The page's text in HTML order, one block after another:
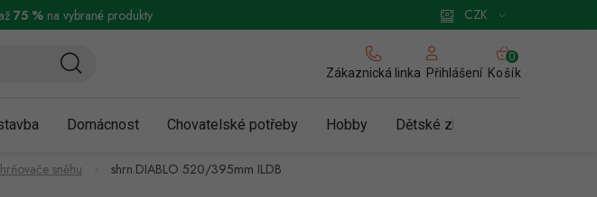
údajů Obchodní podmínky pro podnikatele Zásady používání cookies
CZK
75 %na vybrané produkty
Zákaznická linka Přihlášení
NÁKUPNÍ
KOŠÍK
Košík
Domácnost Chovatelské potřeby Hobby Dětské zboží a hračky
sněhu shrn.DIABLO 520/395mm ILDB